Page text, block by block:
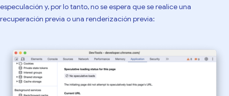
especulación y, por lo tanto, no se espera que se realice una
recuperación previa o una renderización previa: